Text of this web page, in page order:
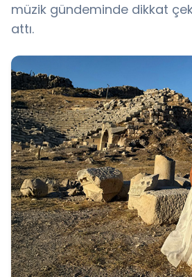
müzik gündeminde dikkat
attı.